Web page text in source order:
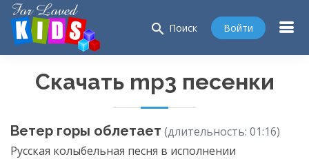
search Поиск Войти
Скачать mp3 песенки
Ветер горы облетает (длительность: 01:16)
Русская колыбельная песня в исполнении